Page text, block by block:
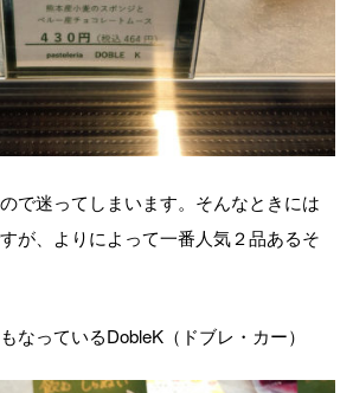
で迷ってしまいます。そんなときには
が、よりによって一番人気２品あるそ
なっているDobleK（ドブレ・カー）